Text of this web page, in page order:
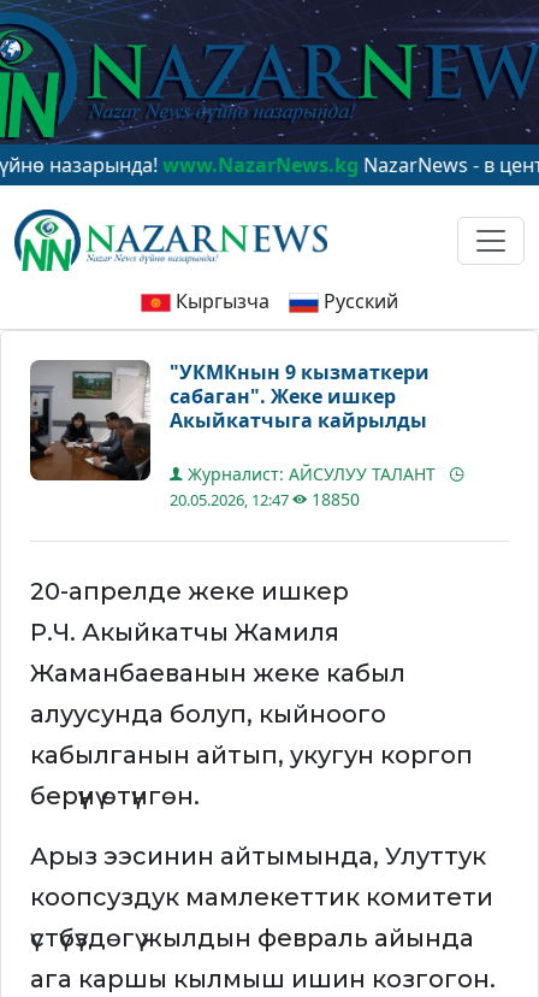
www.NazarNews.kgNazarNews - в центре
Кыргызча Русский
"УКМКнын 9 кызматкери
сабаган". Жеке ишкер
Акыйкатчыга кайрылды
Журналист: АЙСУЛУУ ТАЛАНТ
20.05.2026, 12:47 18850
20-апрелде жеке ишкер
Р.Ч. Акыйкатчы Жамиля
Жаманбаеванын жеке кабыл
алуусунда болуп, кыйноого
кабылганын айтып, укугун коргоп
берүүнү өтүнгөн.
Арыз ээсинин айтымында, Улуттук
коопсуздук мамлекеттик комитети
үстүбүздөгү жылдын февраль айында
ага каршы кылмыш ишин козгогон.